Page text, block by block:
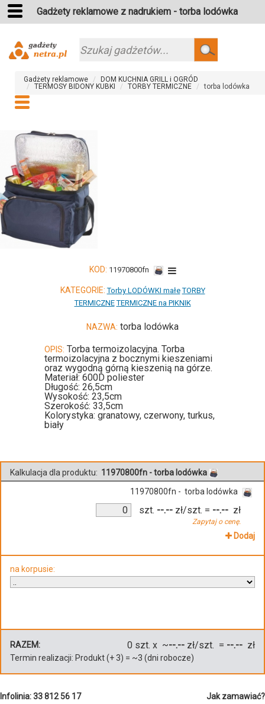
Gadżety reklamowe z nadrukiem - torba lodówka
Szukaj
Gadżety reklamowe
DOM KUCHNIA GRILL i OGRÓD
TERMOSY BIDONY KUBKI
TORBY TERMICZNE torba lodówka
KOD: 11970800fn
KATEGORIE: Torby LODÓWKI małe TORBY
TERMICZNE TERMICZNE na PIKNIK
NAZWA: torba lodówka
OPIS: Torba termoizolacyjna. Torba
termoizolacyjna z bocznymi kieszeniami
oraz wygodną górną kieszenią na górze.
Materiał: 600D poliester
Długość: 26,5cm
Wysokość: 23,5cm
Szerokość: 33,5cm
Kolorystyka: granatowy, czerwony, turkus,
biały
Kalkulacja dla produktu: 11970800fn - torba lodówka
11970800fn - torba lodówka
szt. --.-- zł/szt.
Zapytaj o cenę.
= --.-- zł
Dodaj
na korpusie:
RAZEM: 0 szt. x ~--.-- zł/szt. = --.-- zł
Termin realizacji: Produkt(+3) = ~3 (dni robocze)
Infolinia: 33 812 56 17 Jak zamawiać?